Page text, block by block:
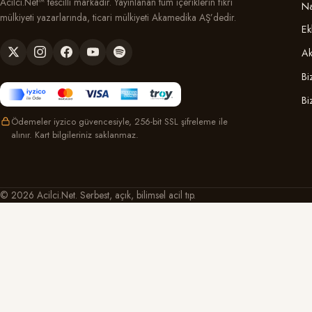
mülkiyeti yazarlarında, ticari mülkiyeti Akamedika AŞ’dedir.
Ödemeler iyzico güvencesiyle, 256-bit SSL şifreleme ile
alınır. Kart bilgileriniz saklanmaz.
© 2026 Acilci.Net. Serbest, açık, bilimsel acil tıp.